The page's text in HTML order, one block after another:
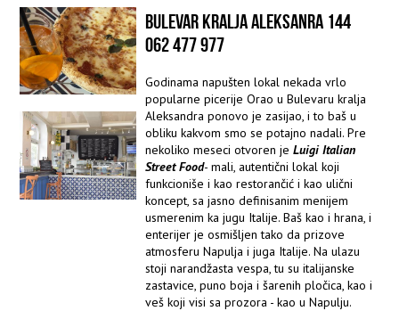
BULEVAR KRALJA ALEKSANRA 144
062 477 977
Godinama napušten lokal nekada vrlo
popularne picerije Orao u Bulevaru kralja
Aleksandra ponovo je zasijao, i to baš u
obliku kakvom smo se potajno nadali. Pre
nekoliko meseci otvoren jeLuigi Italian
Street Food- mali, autentični lokal koji
funkcioniše i kao restorančić i kao ulični
koncept, sa jasno definisanim menijem
usmerenim ka jugu Italije. Baš kao i hrana, i
enterijer je osmišljen tako da prizove
atmosferu Napulja i juga Italije. Na ulazu
stoji narandžasta vespa, tu su italijanske
zastavice, puno boja i šarenih pločica, kao i
veš koji visi sa prozora - kao u Napulju.